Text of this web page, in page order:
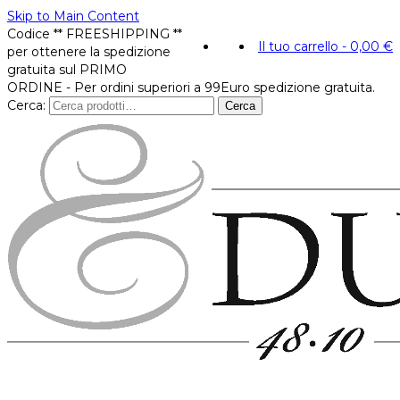
Skip to Main Content
Il tuo carrello - 0,00 €
Codice ** FREESHIPPING **
per ottenere la spedizione
gratuita sul PRIMO
ORDINE - Per ordini superiori a 99Euro spedizione gratuita.
Cerca:
Cerca